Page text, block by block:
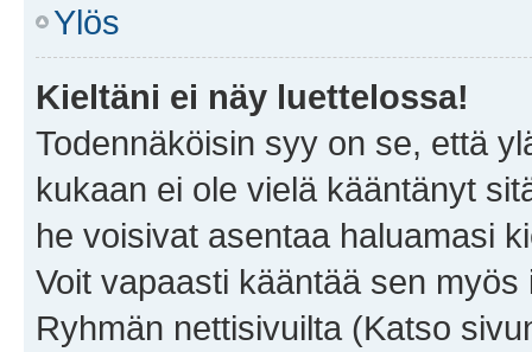
Ylös
Kieltäni ei näy luettelossa!
Todennäköisin syy on se, että
kukaan ei ole vielä kääntänyt
he voisivat asentaa haluamasi
Voit vapaasti kääntää sen
Ryhmän nettisivuilta (Katso